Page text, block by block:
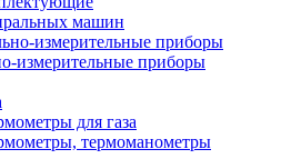
машин
измерительные приборы
для газа
термоманометры